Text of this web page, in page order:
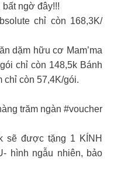
ngờ đây!!!
chỉ còn 168,3K/
dặm hữu cơ Mam’ma
chỉ còn 148,5k Bánh
chỉ còn 57,4K/gói.
trăm ngàn #voucher
sẽ được tặng 1 KÍNH
hình ngẫu nhiên, bảo